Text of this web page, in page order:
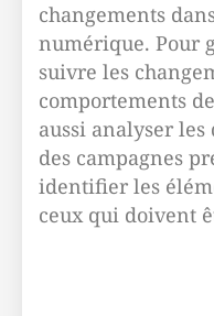
changements
numérique. Pour
suivre les
comportements
aussi analyser
des campagnes
identifier les
ceux qui doivent